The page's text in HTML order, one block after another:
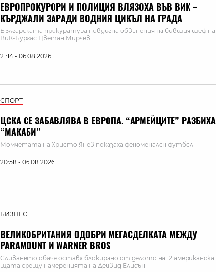
ЕВРОПРОКУРОРИ И ПОЛИЦИЯ ВЛЯЗОХА ВЪВ ВИК –
КЪРДЖАЛИ ЗАРАДИ ВОДНИЯ ЦИКЪЛ НА ГРАДА
Българската прокуратура повдигна обвинения на бившия шеф на
ВиК-Бургас Цветан Мирчев
21:14 - 06.08.2026
СПОРТ
ЦСКА СЕ ЗАБАВЛЯВА В ЕВРОПА. “АРМЕЙЦИТЕ” РАЗБИХА
“МАКАБИ”
Момчетата на Христо Янев показаха феноменален футбол
20:58 - 06.08.2026
БИЗНЕС
ВЕЛИКОБРИТАНИЯ ОДОБРИ МЕГАСДЕЛКАТА МЕЖДУ
PARAMOUNT И WARNER BROS
Сливането обаче остава блокирано от делото на 12 американска
щата срещу намеренията на Дейвид Елисън